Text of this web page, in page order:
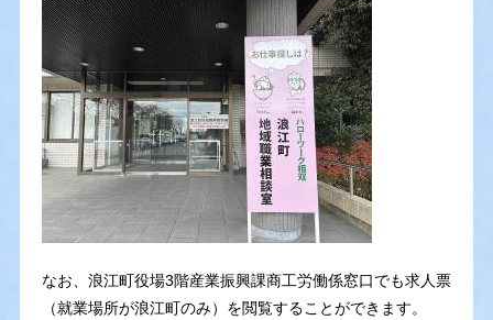
なお、浪江町役場3階産業振興課商工労働係窓口でも求人票
（就業場所が浪江町のみ）を閲覧することができます。